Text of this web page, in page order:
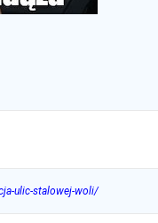
ulic-stalowej-woli/